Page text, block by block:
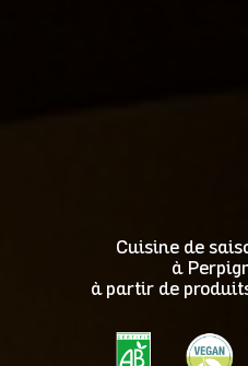
Cuisine de
à
à partir de